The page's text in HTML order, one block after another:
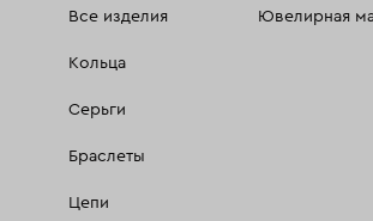
Все изделия
Кольца
Серьги
Браслеты
Цепи
Ювелирная